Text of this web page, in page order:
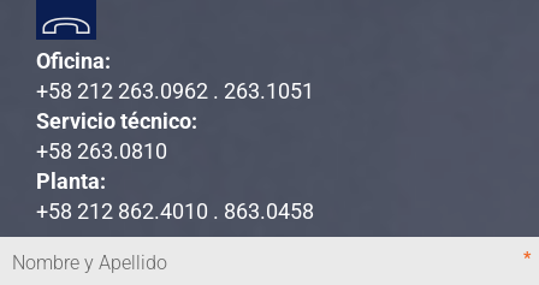
Oficina:
+58 212 263.0962 . 263.1051
Servicio técnico:
+58 263.0810
Planta:
+58 212 862.4010 . 863.0458
*